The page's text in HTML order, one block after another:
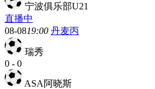
宁波俱乐部U21
直播中
08-0819:00 丹麦丙
瑞秀
0 - 0
ASA阿晓斯